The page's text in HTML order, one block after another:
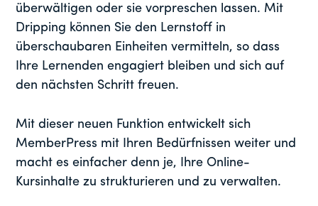
überwältigen oder sie vorpreschen lassen. Mit
Dripping können Sie den Lernstoff in
überschaubaren Einheiten vermitteln, so dass
Ihre Lernenden engagiert bleiben und sich auf
den nächsten Schritt freuen.
Mit dieser neuen Funktion entwickelt sich
MemberPress mit Ihren Bedürfnissen weiter und
macht es einfacher denn je, Ihre Online-
Kursinhalte zu strukturieren und zu verwalten.